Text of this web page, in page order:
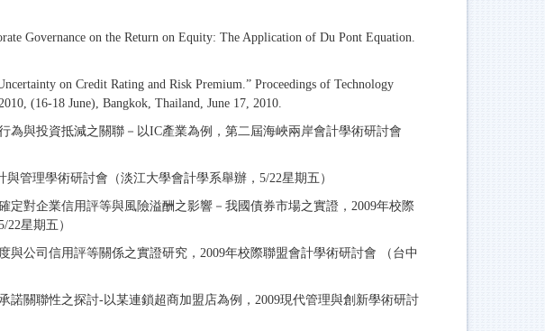
Governance on the Return on Equity: The Application of Du Pont Equation.
on Credit Rating and Risk Premium.” Proceedings of Technology
(16-18 June), Bangkok, Thailand, June 17, 2010.
為與投資抵減之關聯－以IC產業為例，第二屆海峽兩岸會計學術研討會
管理學術研討會（淡江大學會計學系舉辦，5/22星期五）
定對企業信用評等與風險溢酬之影響－我國債券市場之實證，2009年校際
星期五）
與公司信用評等關係之實證研究，2009年校際聯盟會計學術研討會 （台中
諾關聯性之探討-以某連鎖超商加盟店為例，2009現代管理與創新學術研討